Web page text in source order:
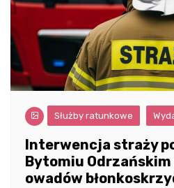
Służby ratunkowe
Interwencja straży
Bytomiu Odrzańskim
owadów